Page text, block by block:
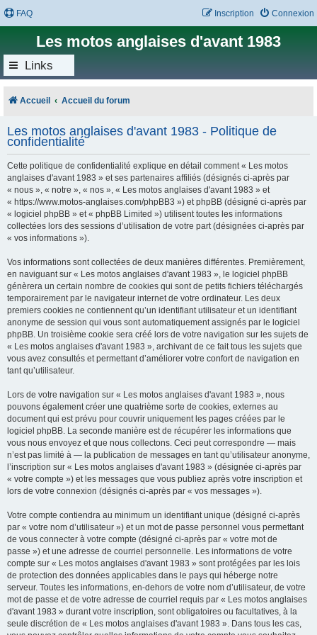
FAQ Connexion
Inscription
Les motos anglaises d'avant 1983
Links
Accueil Accueil du forum
Les motos anglaises d'avant 1983 - Politique de
confidentialité
Cette politique de confidentialité explique en détail comment « Les motos
anglaises d'avant 1983 » et ses partenaires affiliés (désignés ci-après par
« nous », « notre », « nos », « Les motos anglaises d'avant 1983 » et
« https://www.motos-anglaises.com/phpBB3 ») et phpBB (désigné ci-après par
« logiciel phpBB » et « phpBB Limited ») utilisent toutes les informations
collectées lors des sessions d’utilisation de votre part (désignées ci-après par
« vos informations »).
Vos informations sont collectées de deux manières différentes. Premièrement,
en naviguant sur « Les motos anglaises d'avant 1983 », le logiciel phpBB
génèrera un certain nombre de cookies qui sont de petits fichiers téléchargés
temporairement par le navigateur internet de votre ordinateur. Les deux
premiers cookies ne contiennent qu’un identifiant utilisateur et un identifiant
anonyme de session qui vous sont automatiquement assignés par le logiciel
phpBB. Un troisième cookie sera créé lors de votre navigation sur les sujets de
« Les motos anglaises d'avant 1983 », archivant de ce fait tous les sujets que
vous avez consultés et permettant d’améliorer votre confort de navigation en
tant qu’utilisateur.
Lors de votre navigation sur « Les motos anglaises d'avant 1983 », nous
pouvons également créer une quatrième sorte de cookies, externes au
document qui est prévu pour couvrir uniquement les pages créées par le
logiciel phpBB. La seconde manière est de récupérer les informations que
vous nous envoyez et que nous collectons. Ceci peut correspondre — mais
n’est pas limité à — la publication de messages en tant qu’utilisateur anonyme,
l’inscription sur « Les motos anglaises d'avant 1983 » (désignée ci-après par
« votre compte ») et les messages que vous publiez après votre inscription et
lors de votre connexion (désignés ci-après par « vos messages »).
Votre compte contiendra au minimum un identifiant unique (désigné ci-après
par « votre nom d’utilisateur ») et un mot de passe personnel vous permettant
de vous connecter à votre compte (désigné ci-après par « votre mot de
passe ») et une adresse de courriel personnelle. Les informations de votre
compte sur « Les motos anglaises d'avant 1983 » sont protégées par les lois
de protection des données applicables dans le pays qui héberge notre
serveur. Toutes les informations, en-dehors de votre nom d’utilisateur, de votre
mot de passe et de votre adresse de courriel requis par « Les motos anglaises
d'avant 1983 » durant votre inscription, sont obligatoires ou facultatives, à la
seule discrétion de « Les motos anglaises d'avant 1983 ». Dans tous les cas,